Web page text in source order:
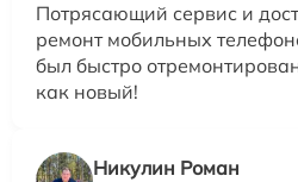
Потрясающий сервис и
ремонт мобильных
был быстро
как новый!
Никулин Роман